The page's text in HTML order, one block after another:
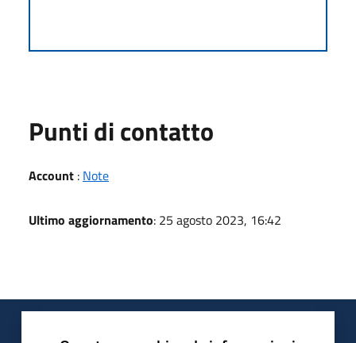
Punti di contatto
Account : Note
Ultimo aggiornamento: 25 agosto 2023, 16:42